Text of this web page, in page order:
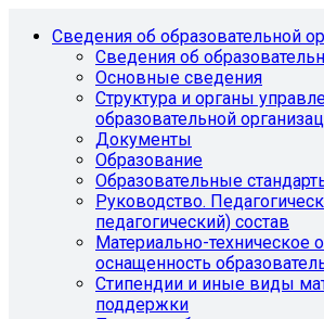
Сведения об образовательной
Сведения об
Основные сведения
Структура и органы
образовательной
Документы
Образование
Образовательные
Руководство.
педагогический) состав
Материально-техническое
оснащенность
Стипендии и иные виды
поддержки